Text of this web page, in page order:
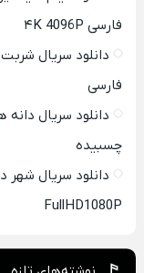
فارسی ۴K 4096P
فارسی
چسبیده
FullHD1080P